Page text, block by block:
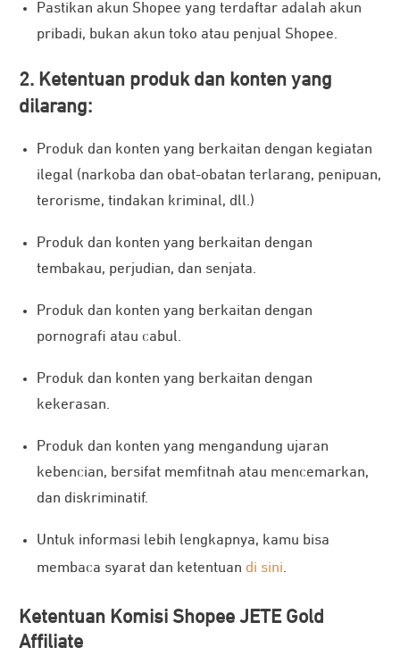
Pastikan akun Shopee yang terdaftar adalah akun
pribadi, bukan akun toko atau penjual Shopee.
2. Ketentuan produk dan konten yang
dilarang:
Produk dan konten yang berkaitan dengan kegiatan
ilegal (narkoba dan obat-obatan terlarang, penipuan,
terorisme, tindakan kriminal, dll.)
Produk dan konten yang berkaitan dengan
tembakau, perjudian, dan senjata.
Produk dan konten yang berkaitan dengan
pornografi atau cabul.
Produk dan konten yang berkaitan dengan
kekerasan.
Produk dan konten yang mengandung ujaran
kebencian, bersifat memfitnah atau mencemarkan,
dan diskriminatif.
Untuk informasi lebih lengkapnya, kamu bisa
membaca syarat dan ketentuan di sini.
Ketentuan Komisi Shopee JETE Gold
Affiliate